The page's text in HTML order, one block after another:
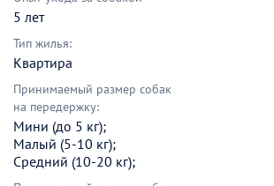
5 лет
Тип жилья:
Квартира
Принимаемый размер собак
на передержку:
Мини (до 5 кг);
Малый (5-10 кг);
Средний (10-20 кг);